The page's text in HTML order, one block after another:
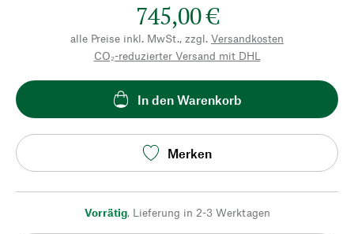
745,00 €
alle Preise inkl. MwSt., zzgl. Versandkosten
CO₂-reduzierter Versand mit DHL
In den Warenkorb
Merken
Vorrätig, Lieferung in 2-3 Werktagen